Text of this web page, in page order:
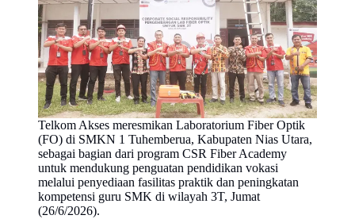
Telkom Akses meresmikan Laboratorium Fiber Optik
(FO) di SMKN 1 Tuhemberua, Kabupaten Nias Utara,
sebagai bagian dari program CSR Fiber Academy
untuk mendukung penguatan pendidikan vokasi
melalui penyediaan fasilitas praktik dan peningkatan
kompetensi guru SMK di wilayah 3T, Jumat
(26/6/2026).